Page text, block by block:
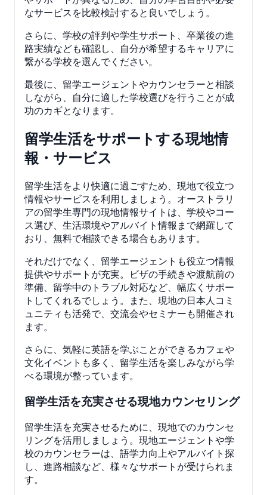
なサービスを比較検討すると良いでしょう。
さらに、学校の評判や学生サポート、卒業後の進
路実績なども確認し、自分が希望するキャリアに
繋がる学校を選んでください。
最後に、留学エージェントやカウンセラーと相談
しながら、自分に適した学校選びを行うことが成
功のカギとなります。
留学生活をサポートする現地情
報・サービス
留学生活をより快適に過ごすため、現地で役立つ
情報やサービスを利用しましょう。オーストラリ
アの留学生専門の現地情報サイトは、学校やコー
ス選び、生活環境やアルバイト情報まで網羅して
おり、無料で相談できる場合もあります。
それだけでなく、留学エージェントも役立つ情報
提供やサポートが充実。ビザの手続きや渡航前の
準備、留学中のトラブル対応など、幅広くサポー
トしてくれるでしょう。また、現地の日本人コミ
ュニティも活発で、交流会やセミナーも開催され
ます。
さらに、気軽に英語を学ぶことができるカフェや
文化イベントも多く、留学生活を楽しみながら学
べる環境が整っています。
留学生活を充実させる現地カウンセリング
留学生活を充実させるために、現地でのカウンセ
リングを活用しましょう。現地エージェントや学
校のカウンセラーは、語学力向上やアルバイト探
し、進路相談など、様々なサポートが受けられま
す。